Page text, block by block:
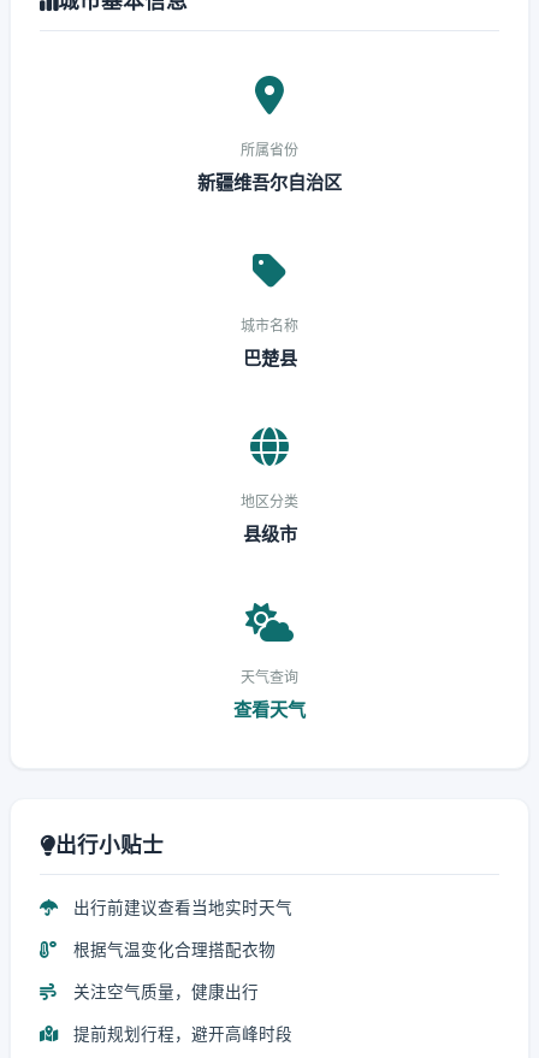
所属省份
新疆维吾尔自治区
城市名称
巴楚县
地区分类
县级市
天气查询
查看天气
出行小贴士
出行前建议查看当地实时天气
根据气温变化合理搭配衣物
关注空气质量，健康出行
提前规划行程，避开高峰时段